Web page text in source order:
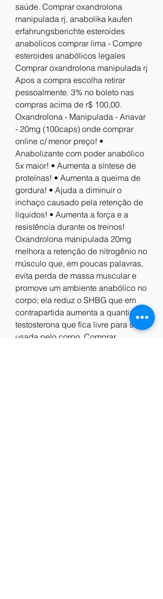
saúde. Comprar oxandrolona
manipulada rj, anabolika kaufen
erfahrungsberichte esteroides
anabolicos comprar lima - Compre
esteroides anabólicos legales
Comprar oxandrolona manipulada rj
Apos a compra escolha retirar
pessoalmente. 3% no boleto nas
compras acima de r$ 100,00.
Oxandrolona - Manipulada - Anavar
- 20mg (100caps) onde comprar
online c/ menor preço! •
Anabolizante com poder anabólico
5x maior! • Aumenta a síntese de
proteínas! • Aumenta a queima de
gordura! • Ajuda a diminuir o
inchaço causado pela retenção de
líquidos! • Aumenta a força e a
resistência durante os treinos!
Oxandrolona manipulada 20mg
melhora a retenção de nitrogênio no
músculo que, em poucas palavras,
evita perda de massa muscular e
promove um ambiente anabólico no
corpo; ela reduz o SHBG que em
contrapartida aumenta a quantia de
testosterona que fica livre para ser
usada pelo corpo. Comprar